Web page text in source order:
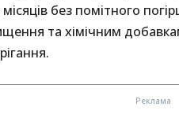
місяців без помітного
та хімічним